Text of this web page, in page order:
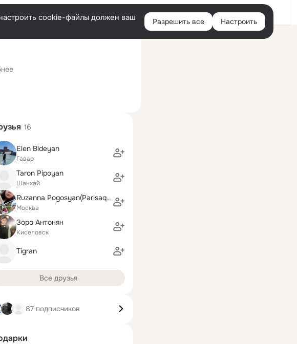
Войти
cookie-файлы должен ваш
Разрешить все Настроить
16
Elen Bldeyan
Гавар
Taron Pipoyan
Шанхай
Ruzanna Pogosyan(Parisaqoyan)
Москва
Зоро Антонян
Киселовск
Tigran
Все друзья
87 подписчиков